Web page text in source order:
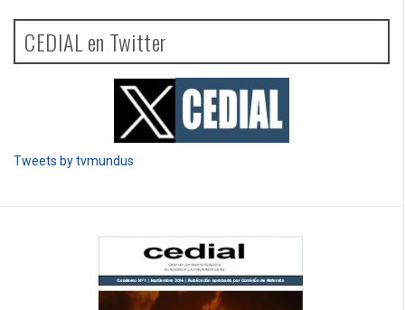
CEDIAL en Twitter
Tweets by tvmundus